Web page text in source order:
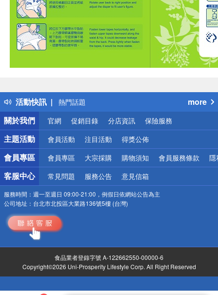
活動快訊
偏遠地區配送
得獎公告
熱門話題
銀行優惠
偏遠地區配送
詐騙網頁！請小心！
more
關於我們
官網 促銷目錄 分店資訊 保險服務
主題活動 會員活動 注目活動 得獎公佈
會員專區 會員專區 大宗採購 購物須知 會員服務條款 隱
客服中心 常見問題 服務公告 意見信箱
服務時間： 週一至週日 09:00-21:00，例假日依網站公告為主
公司地址： 台北市北投區大業路136號5樓 (台灣)
食品業者登錄字號 A-122662550-00000-6
Copyright©2026 Uni-Prosperity Lifestyle Corp. All Right Reserved